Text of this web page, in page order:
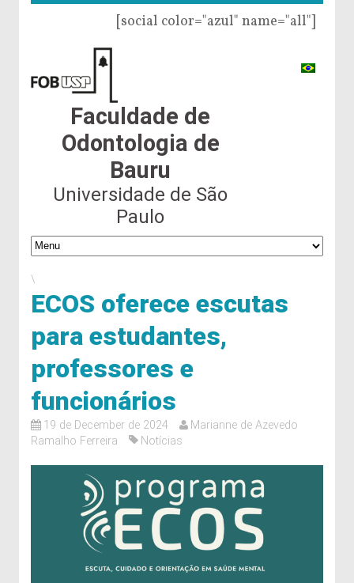
[social color="azul" name="all"]
Faculdade de
Odontologia de
Bauru
Universidade de São
Paulo
\
ECOS oferece escutas
para estudantes,
professores e
funcionários
19 de December de 2024
Marianne de Azevedo
Ramalho Ferreira
Notícias